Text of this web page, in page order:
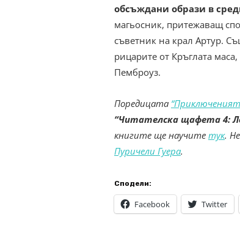
обсъждани образи в
магьосник, притежаващ
съветник на крал Артур.
рицарите от Кръглата
Пемброуз.
Поредицата
“Читателска щафета 4:
книгите ще научите тук.
Пуричели Гуера.
Сподели:
Facebook Twitter